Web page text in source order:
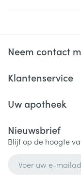
Neem contact
Klantenservice
Uw apotheek
Nieuwsbrief
Blijf op de hoogte